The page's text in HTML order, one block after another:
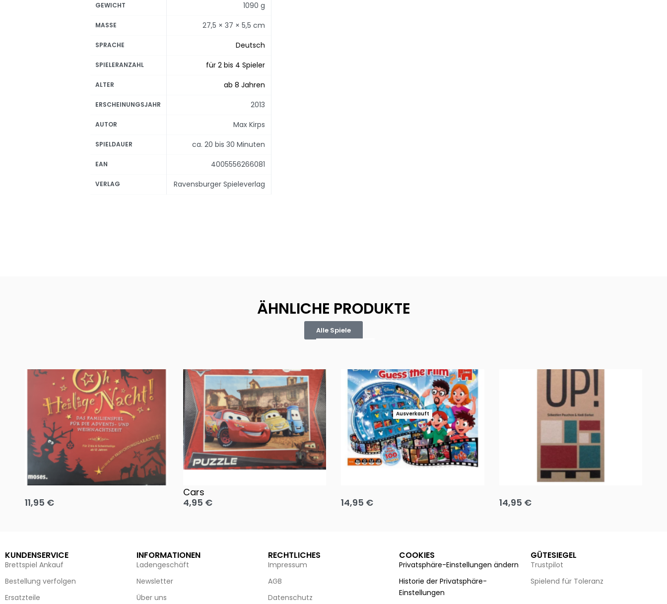
GEWICHT 1090 g
MASSE 27,5 × 37 × 5,5 cm
SPRACHE Deutsch
SPIELERANZAHL für 2 bis 4 Spieler
ALTER ab 8 Jahren
ERSCHEINUNGSJAHR 2013
AUTOR Max Kirps
SPIELDAUER ca. 20 bis 30 Minuten
EAN 4005556266081
VERLAG Ravensburger Spieleverlag
ÄHNLICHE PRODUKTE
Alle Spiele
Oh, heilige Nacht!
11,95 €
Cars
4,95 €
Ausverkauft
14,95 €
Team up
14,95 €
KUNDENSERVICE
Brettspiel Ankauf
Bestellung verfolgen
Ersatzteile
INFORMATIONEN
Ladengeschäft
Newsletter
Über uns
RECHTLICHES
Impressum
AGB
Datenschutz
COOKIES
Privatsphäre-Einstellungen ändern
Historie der Privatsphäre-
Einstellungen
GÜTESIEGEL
Trustpilot
Spielend für Toleranz